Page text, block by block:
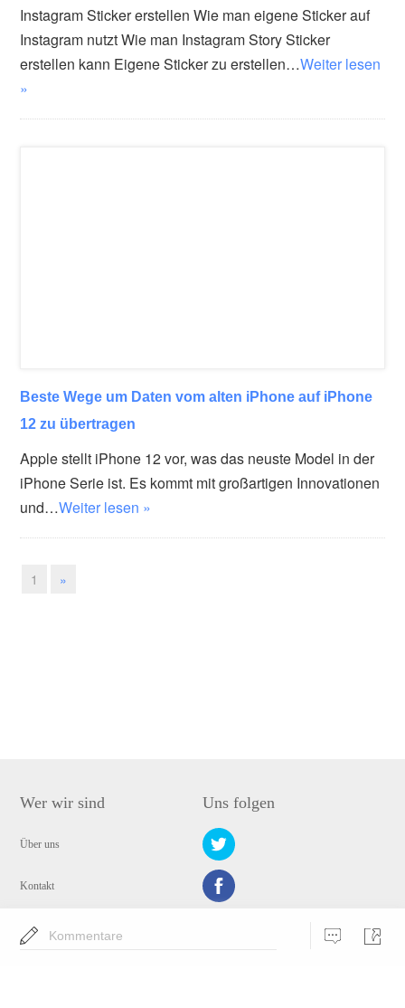
Instagram Sticker erstellen Wie man eigene Sticker auf
Instagram nutzt Wie man Instagram Story Sticker
erstellen kann Eigene Sticker zu erstellen…Weiter lesen
»
Beste Wege um Daten vom alten iPhone auf iPhone
12 zu übertragen
Apple stellt iPhone 12 vor, was das neuste Model in der
iPhone Serie ist. Es kommt mit großartigen Innovationen
und…Weiter lesen »
1 »
Wer wir sind
Über uns
Kontakt
Datenschutz
Uns folgen
Kommentare